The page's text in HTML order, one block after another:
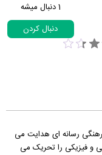
1دنبال میشه
دنبال کردن
رسانه ای هدایت می
و فیزیکی را تحریک می